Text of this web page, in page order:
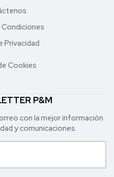
Privacidad
Cookies
P&M
con la mejor in formación
y comunicaciones.